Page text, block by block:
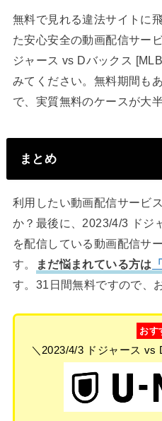
無料で見れる違法サイトに
た安心安全の動画配信サー
ジャース vs Dバックス
みてください。無料期間も
で、実質無料のケースが大
まとめ
利用したい動画配信サービ
か？最後に、2023/4/3 ドジ
を配信している動画配信サ
す。
まだ悩まれている方は
す。31日間無料ですので、
おす
＼2023/4/3 ドジャース vs